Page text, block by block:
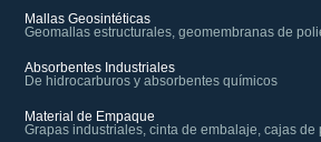
Mallas Geosintéticas
Geomallas estructurales, geomembranas de
Absorbentes Industriales
De hidrocarburos y absorbentes químicos
Material de Empaque
Grapas industriales, cinta de embalaje, cajas de